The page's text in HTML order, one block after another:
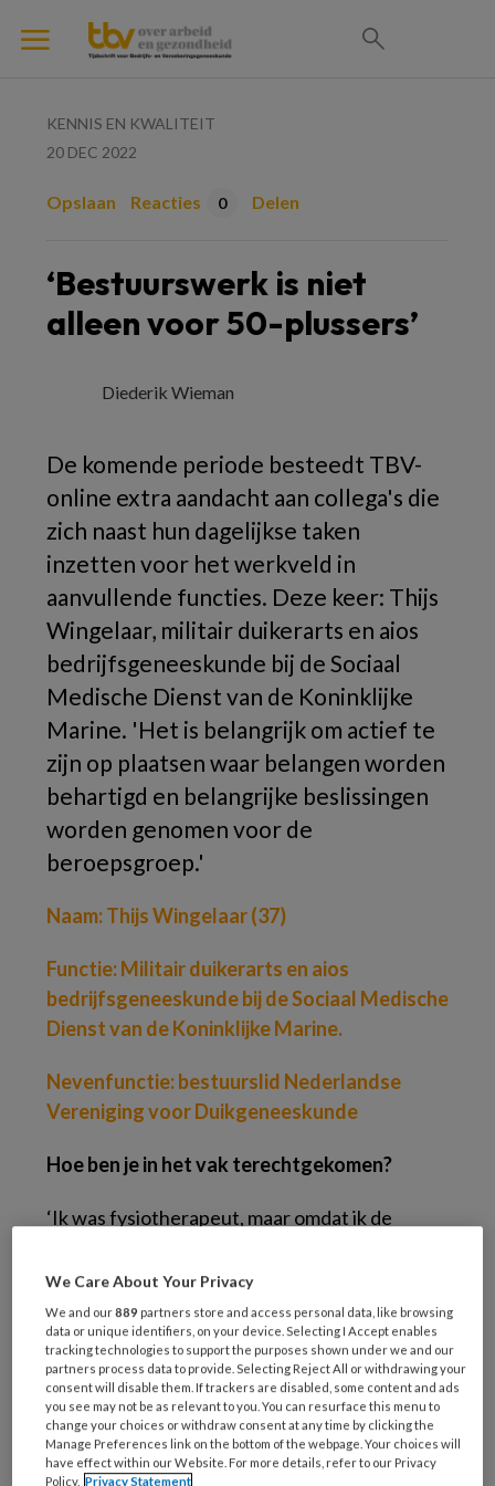
KENNIS EN KWALITEIT
20 DEC 2022
Opslaan Reacties 0 Delen
‘Bestuurswerk is niet
alleen voor 50-plussers’
Diederik Wieman
De komende periode besteedt TBV-
online extra aandacht aan collega's die
zich naast hun dagelijkse taken
inzetten voor het werkveld in
aanvullende functies. Deze keer: Thijs
Wingelaar, militair duikerarts en aios
bedrijfsgeneeskunde bij de Sociaal
Medische Dienst van de Koninklijke
Marine. 'Het is belangrijk om actief te
zijn op plaatsen waar belangen worden
behartigd en belangrijke beslissingen
worden genomen voor de
beroepsgroep.'
Naam: Thijs Wingelaar (37)
Functie: Militair duikerarts en aios
bedrijfsgeneeskunde bij de Sociaal Medische
Dienst van de Koninklijke Marine.
Nevenfunctie: bestuurslid Nederlandse
Vereniging voor Duikgeneeskunde
Hoe ben je in het vak terechtgekomen?
‘Ik was fysiotherapeut, maar omdat ik de
ik geneeskunde gaan studeren. Tijdens de
studie viel ik voor de interne vakken. Met name
de longziekten hadden mijn interesse,
vanwege het beschouwende karakter en de
vaak complexe casuïstiek. Uiteindelijk vond ik
tijdens mijn coschappen de
ziekenhuisomgeving te beklemmend. Duiken
We Care About Your Privacy
We and our889 partners store and access personal data, like browsing
data or unique identifiers, on your device. Selecting I Accept enables
tracking technologies to support the purposes shown under we and our
partners process data to provide. Selecting Reject All or withdrawing your
consent will disable them. If trackers are disabled, some content and ads
you see may not be as relevant to you. You can resurface this menu to
change your choices or withdraw consent at any time by clicking the
Manage Preferences link on the bottom of the webpage. Your choices will
have effect within our Website. For more details, refer to our Privacy
Policy. Privacy Statement